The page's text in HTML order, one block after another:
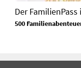
Der FamilienPass
500